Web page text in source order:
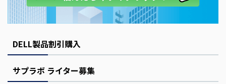
DELL製品割引購入
サプラボ ライター募集